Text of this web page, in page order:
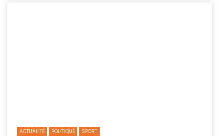
ACTUALITE POLITIQUE SPORT